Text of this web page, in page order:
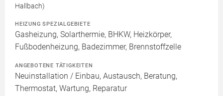
Hallbach)
HEIZUNG SPEZIALGEBIETE
Gasheizung, Solarthermie, BHKW, Heizkörper,
Fußbodenheizung, Badezimmer, Brennstoffzelle
ANGEBOTENE TÄTIGKEITEN
Neuinstallation / Einbau, Austausch, Beratung,
Thermostat, Wartung, Reparatur